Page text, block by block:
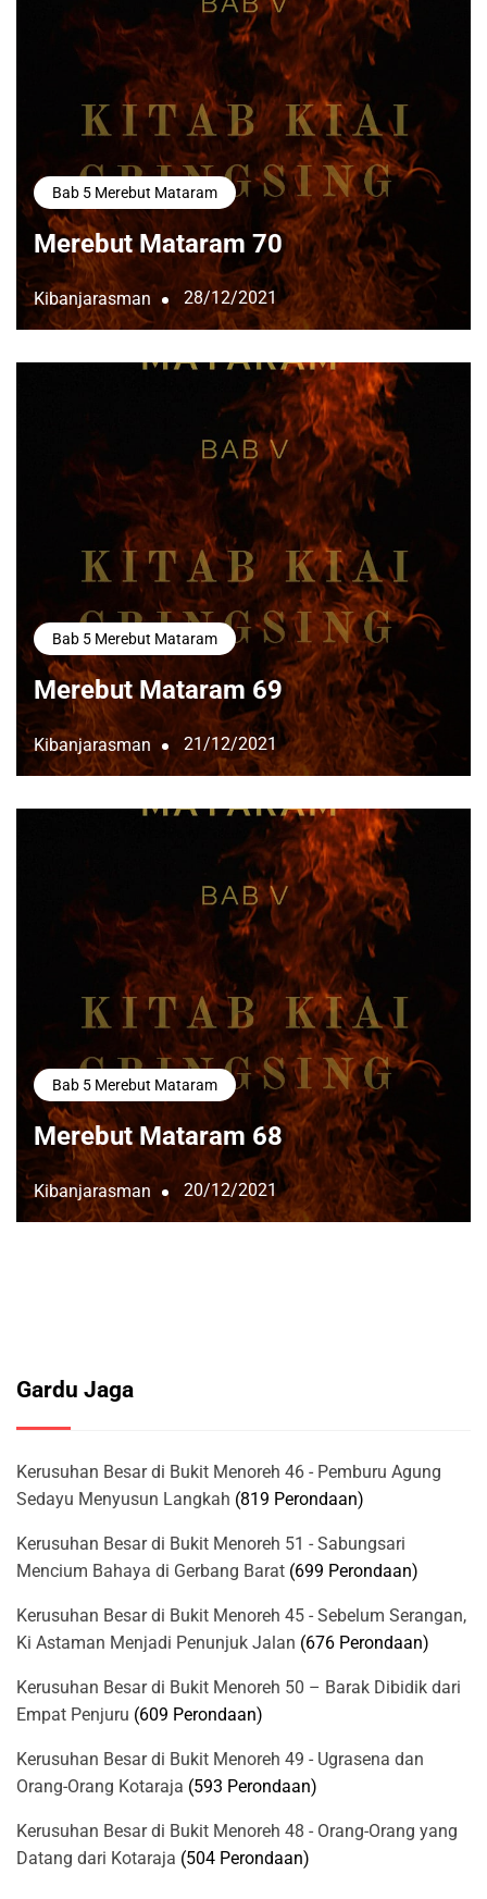
Bab 5 Merebut Mataram
Merebut Mataram 70
Kibanjarasman 28/12/2021
Bab 5 Merebut Mataram
Merebut Mataram 69
Kibanjarasman 21/12/2021
Bab 5 Merebut Mataram
Merebut Mataram 68
Kibanjarasman 20/12/2021
Gardu Jaga
Kerusuhan Besar di Bukit Menoreh 46 - Pemburu Agung
Sedayu Menyusun Langkah (819 Perondaan)
Kerusuhan Besar di Bukit Menoreh 51 - Sabungsari
Mencium Bahaya di Gerbang Barat (699 Perondaan)
Kerusuhan Besar di Bukit Menoreh 45 - Sebelum Serangan,
Ki Astaman Menjadi Penunjuk Jalan (676 Perondaan)
Kerusuhan Besar di Bukit Menoreh 50 – Barak Dibidik dari
Empat Penjuru (609 Perondaan)
Kerusuhan Besar di Bukit Menoreh 49 - Ugrasena dan
Orang-Orang Kotaraja (593 Perondaan)
Kerusuhan Besar di Bukit Menoreh 48 - Orang-Orang yang
Datang dari Kotaraja (504 Perondaan)